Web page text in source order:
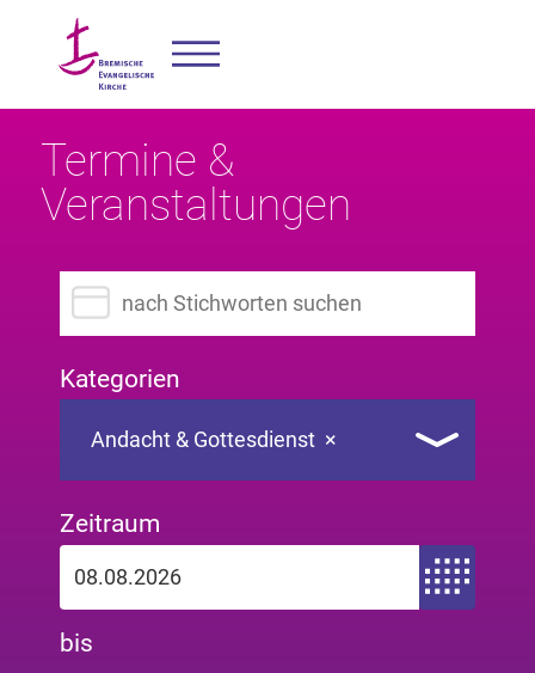
Termine &
Veranstaltungen
Suchbegriff eingeben
Kategorien
×
Andacht & Gottesdienst
Zeitraum
Zeitraum von
bis